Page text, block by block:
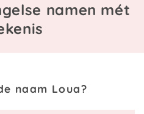
namen mét
naam Loua?